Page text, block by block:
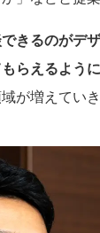
きるのがデ
らえるように
が増えていき